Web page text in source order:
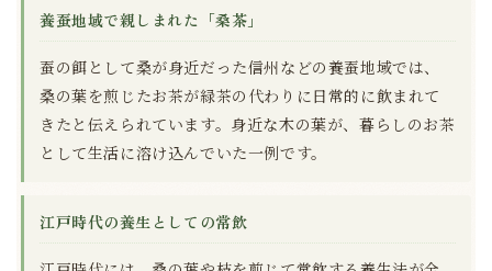
養蚕地域で親しまれた「桑茶」
蚕の餌として桑が身近だった信州などの養蚕地域では、
桑の葉を煎じたお茶が緑茶の代わりに日常的に飲まれて
きたと伝えられています。身近な木の葉が、暮らしのお茶
として生活に溶け込んでいた一例です。
江戸時代の養生としての常飲